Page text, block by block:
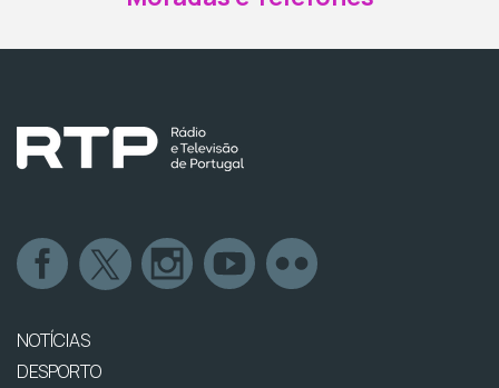
NOTÍCIAS
DESPORTO